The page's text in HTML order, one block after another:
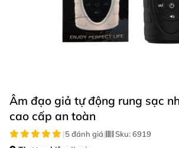
Âm đạo giả tự động rung sạc
cao cấp an toàn
|5 đánh giá| Sku:6919